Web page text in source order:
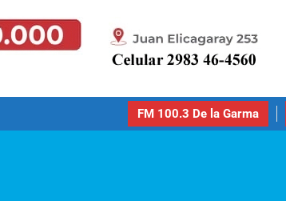
FM 100.3 De la Garma